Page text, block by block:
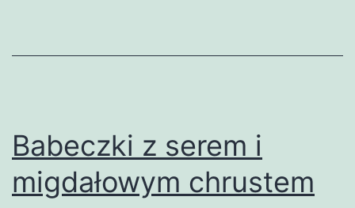
Babeczki z serem i
migdałowym chrustem